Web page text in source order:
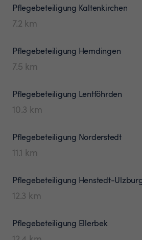
Pflegebeteiligung Kaltenkirchen
7.2 km
Pflegebeteiligung Hemdingen
7.5 km
Pflegebeteiligung Lentföhrden
10.3 km
Pflegebeteiligung Norderstedt
11.1 km
Pflegebeteiligung Henstedt-
12.3 km
Pflegebeteiligung Ellerbek